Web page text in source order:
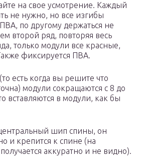
на свое усмотрение. Каждый
не нужно, но все изгибы
по другому держаться не
второй ряд, повторяя весь
только модули все красные,
фиксируется ПВА.
есть когда вы решите что
модули сокращаются с 8 до
вставляются в модули, как бы
шип спины, он
и крепится к спине (на
аккуратно и не видно).